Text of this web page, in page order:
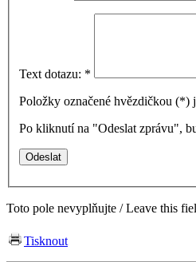
Text dotazu: *
Položky označené hvězdičkou (*)
Po kliknutí na "Odeslat zprávu",
Toto pole nevyplňujte / Leave this
Tisknout